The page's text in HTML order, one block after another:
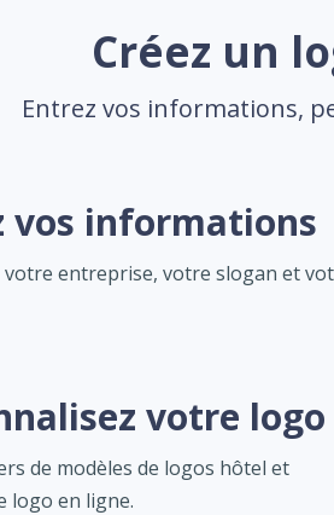
Créez un
Entrez vos informations,
vos informations
votre entreprise, votre slogan et
votre logo
de modèles de logos hôtel et
logo en ligne.